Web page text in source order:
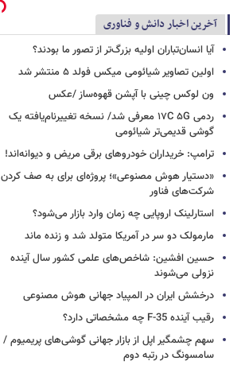
آخرین اخبار دانش و فناوری
آیا انسان‌تباران اولیه بزرگ‌تر از تصور ما بودند؟
اولین تصاویر شیائومی میکس فولد ۵ منتشر شد
ون لوکس چینی با آپشن قهوه‌ساز /عکس
ردمی ۱۷C ۵G معرفی شد/ نسخه تغییرنام‌یافته یک
گوشی قدیمی‌تر شیائومی
ترامپ: خریداران خودروهای برقی مریض و دیوانه‌اند!
«دستیار هوش مصنوعی»؛ پروژه‌ای برای به صف کردن
شرکت‌های فناور
استارلینک اروپایی چه زمان وارد بازار می‌شود؟
مارمولک دو سر در آمریکا متولد شد و زنده ماند
حسین افشین: شاخص‌های علمی کشور سال آینده
نزولی می‌شوند
درخشش ایران در المپیاد جهانی هوش مصنوعی
رقیب آینده F-35 چه مشخصاتی دارد؟
سهم چشمگیر اپل از بازار جهانی گوشی‌های پریمیوم /
سامسونگ در رتبه دوم